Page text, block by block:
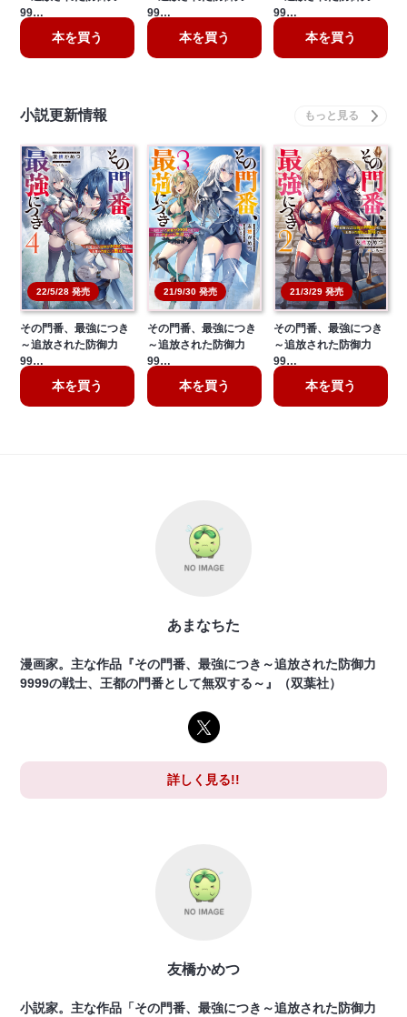
99…
本を買う
99…
本を買う
99…
本を買う
小説更新情報
22/5/28 発売
その門番、最強につき
～追放された防御力
99…
本を買う
21/9/30 発売
その門番、最強につき
～追放された防御力
99…
本を買う
21/3/29 発売
その門番、最強につき
～追放された防御力
99…
本を買う
あまなちた
漫画家。主な作品『その門番、最強につき～追放された防御力
9999の戦士、王都の門番として無双する～』（双葉社）
詳しく見る!!
友橋かめつ
小説家。主な作品「その門番、最強につき～追放された防御力